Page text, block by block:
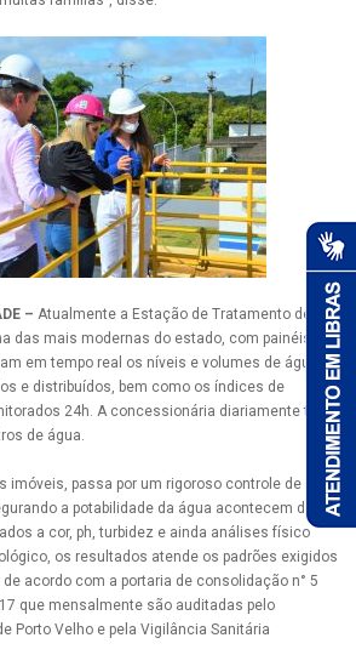
– Atualmente a Estação de Tratamento de
das mais modernas do estado, com painéis
em tempo real os níveis e volumes de água
e distribuídos, bem como os índices de
24h. A concessionária diariamente trata
de água.
imóveis, passa por um rigoroso controle de
a potabilidade da água acontecem de
a cor, ph, turbidez e ainda análises físico
os resultados atende os padrões exigidos
acordo com a portaria de consolidação n° 5
que mensalmente são auditadas pelo
Porto Velho e pela Vigilância Sanitária